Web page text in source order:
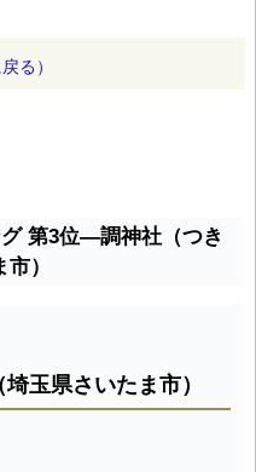
る）
第3位―調神社（つき
）
玉県さいたま市）